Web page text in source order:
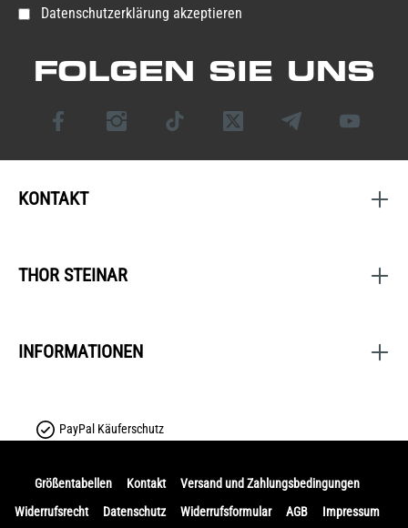
Datenschutzerklärung akzeptieren
FOLGEN SIE UNS
KONTAKT
THOR STEINAR
INFORMATIONEN
PayPal Käuferschutz
Größentabellen Kontakt
Versand und Zahlungsbedingungen
Widerrufsrecht
Datenschutz Widerrufsformular AGB Impressum